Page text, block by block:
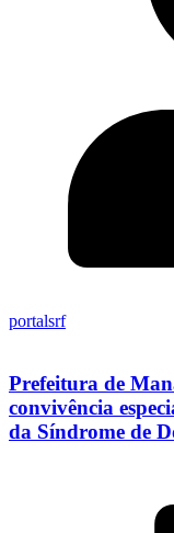
portalsrf
Prefeitura de
convivência
da Síndrome de